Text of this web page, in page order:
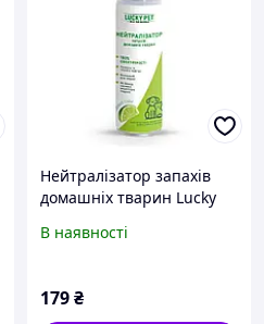
Нейтралізатор запахів
домашніх тварин Lucky
посилена формула, 500
В наявності
179₴